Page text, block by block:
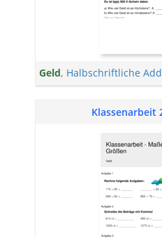
Geld, Halbschriftliche
Klassenarbeit